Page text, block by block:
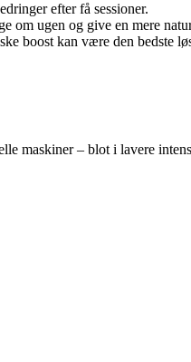
efter få sessioner.
om ugen og give en mere
boost kan være den bedste
maskiner – blot i lavere